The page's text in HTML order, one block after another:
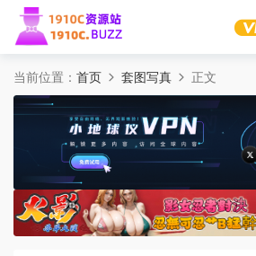
当前位置： 首页 套图写真 正文